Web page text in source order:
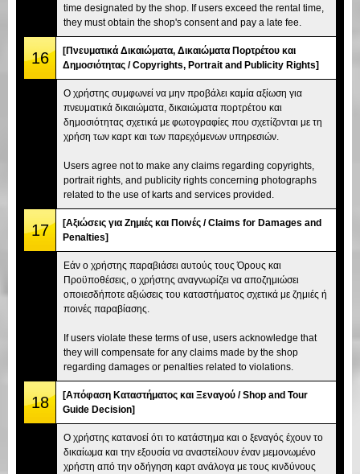
time designated by the shop. If users exceed the rental time,
they must obtain the shop's consent and pay a late fee.
16
[Πνευματικά Δικαιώματα, Δικαιώματα Πορτρέτου και
Δημοσιότητας / Copyrights, Portrait and Publicity Rights]
Ο χρήστης συμφωνεί να μην προβάλει καμία αξίωση για
πνευματικά δικαιώματα, δικαιώματα πορτρέτου και
δημοσιότητας σχετικά με φωτογραφίες που σχετίζονται με τη
χρήση των καρτ και των παρεχόμενων υπηρεσιών.
Users agree not to make any claims regarding copyrights,
portrait rights, and publicity rights concerning photographs
related to the use of karts and services provided.
17
[Αξιώσεις για Ζημιές και Ποινές / Claims for Damages and
Penalties]
Εάν ο χρήστης παραβιάσει αυτούς τους Όρους και
Προϋποθέσεις, ο χρήστης αναγνωρίζει να αποζημιώσει
οποιεσδήποτε αξιώσεις του καταστήματος σχετικά με ζημιές ή
ποινές παραβίασης.
If users violate these terms of use, users acknowledge that
they will compensate for any claims made by the shop
regarding damages or penalties related to violations.
18
[Απόφαση Καταστήματος και Ξεναγού / Shop and Tour
Guide Decision]
Ο χρήστης κατανοεί ότι το κατάστημα και ο ξεναγός έχουν το
δικαίωμα και την εξουσία να αναστείλουν έναν μεμονωμένο
χρήστη από την οδήγηση καρτ ανάλογα με τους κινδύνους